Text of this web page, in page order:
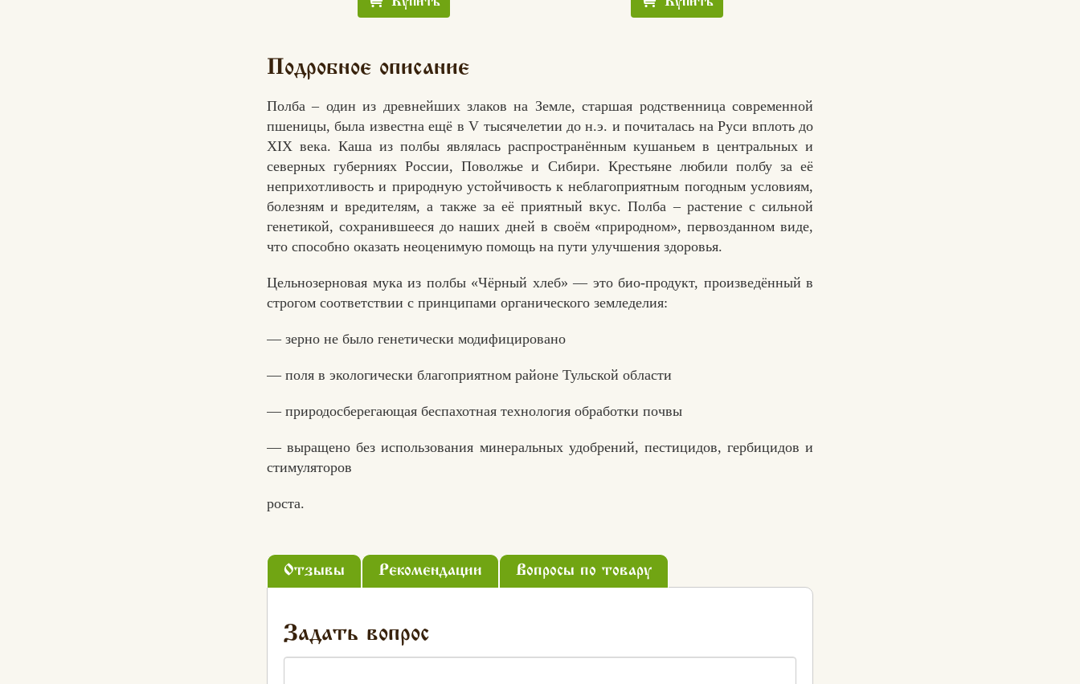
Подробное описание
Полба – один из древнейших злаков на Земле, старшая родственница современной
пшеницы, была известна ещё в V тысячелетии до н.э. и почиталась на Руси вплоть до
XIX века. Каша из полбы являлась распространённым кушаньем в центральных и
северных губерниях России, Поволжье и Сибири. Крестьяне любили полбу за её
неприхотливость и природную устойчивость к неблагоприятным погодным условиям,
болезням и вредителям, а также за её приятный вкус. Полба – растение с сильной
генетикой, сохранившееся до наших дней в своём «природном», первозданном виде,
что способно оказать неоценимую помощь на пути улучшения здоровья.
Цельнозерновая мука из полбы «Чёрный хлеб» — это био-продукт, произведённый в
строгом соответствии с принципами органического земледелия:
— зерно не было генетически модифицировано
— поля в экологически благоприятном районе Тульской области
— природосберегающая беспахотная технология обработки почвы
— выращено без использования минеральных удобрений, пестицидов, гербицидов и
стимуляторов
роста.
Отзывы Рекомендации Вопросы по товару
Задать вопрос